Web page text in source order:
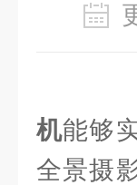
虽
机能够
全景摄